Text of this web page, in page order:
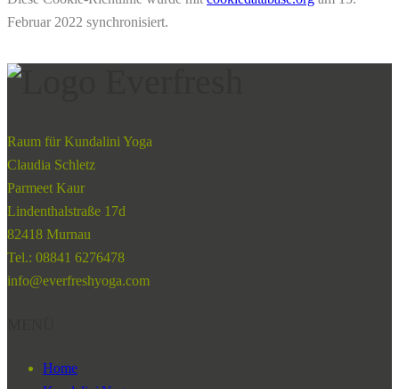
Februar 2022 synchronisiert.
Raum für Kundalini Yoga
Claudia Schletz
Parmeet Kaur
Lindenthalstraße 17d
82418 Murnau
Tel.: 08841 6276478
info@everfreshyoga.com
Home